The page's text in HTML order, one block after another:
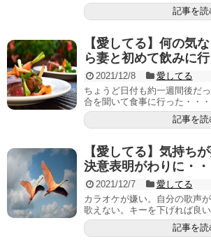
記事を読
【愛してる】何の気
ら妻と初めて飲みに行
2021/12/8
愛してる
ちょうど日付も約一週間後だ
合を聞いて食事に行った・・・
記事を読
【愛してる】気持ち
決意表明がわりに・・
2021/12/7
愛してる
カラオケが嫌い。自分の歌声
歌えない。キーを下げれば良
記事を読